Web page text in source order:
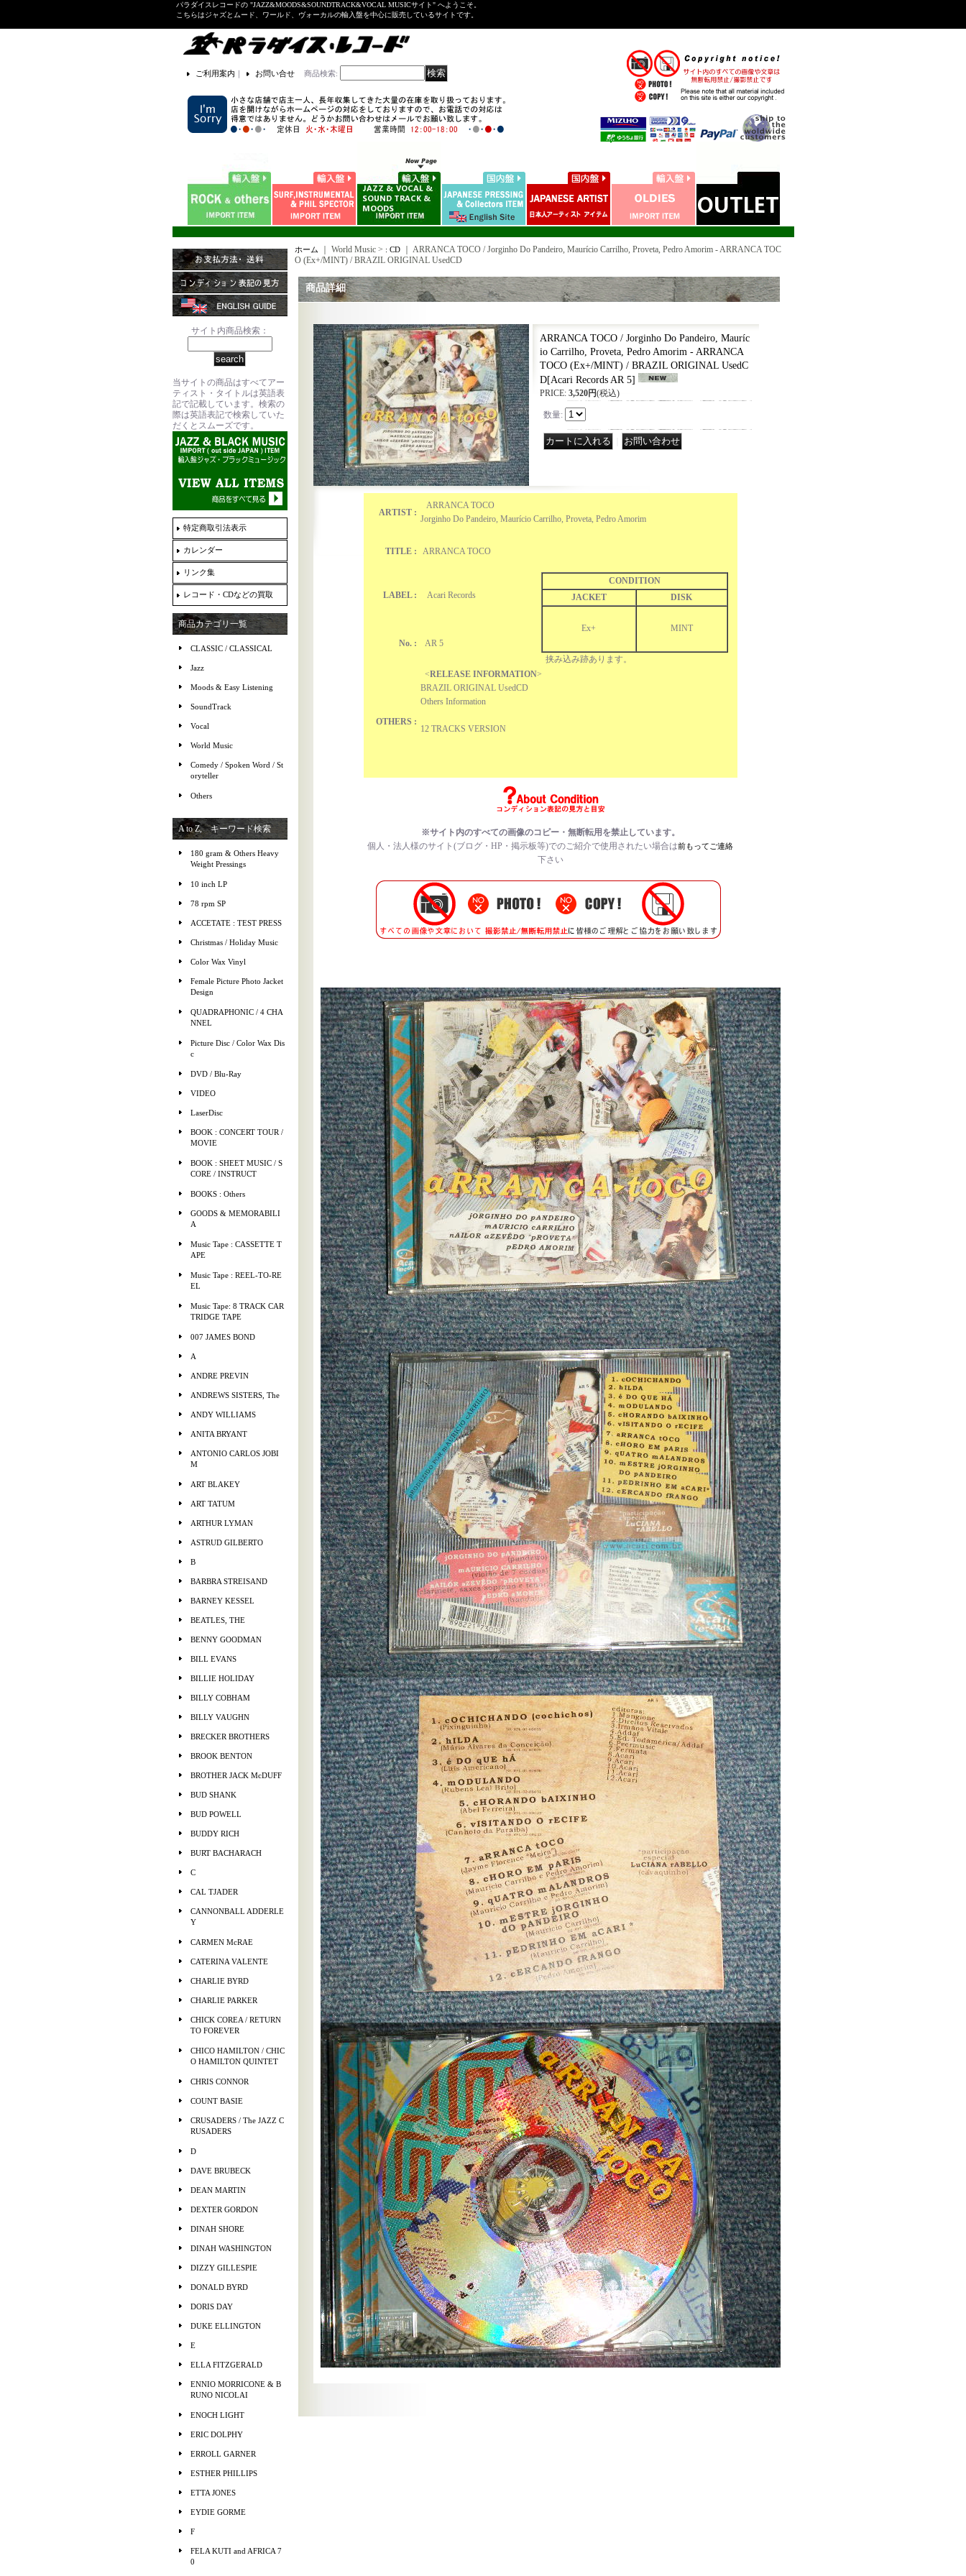
パラダイスレコードの "JAZZ&MOODS&SOUNDTRACK&VOCAL MUSICサイト" へようこそ。
こちらはジャズとムード、ワールド、ヴォーカルの輸入盤を中心に販売しているサイトです。
ご利用案内 ｜ お問い合せ 商品検索:
サイト内商品検索：
当サイトの商品はすべてアー
ティスト・タイトルは英語表
記で記載しています。検索の
際は英語表記で検索していた
だくとスムーズです。
特定商取引法表示
カレンダー
リンク集
レコード・CDなどの買取
商品カテゴリ一覧
CLASSIC / CLASSICAL
Jazz
Moods & Easy Listening
SoundTrack
Vocal
World Music
Comedy / Spoken Word / St
oryteller
Others
A to Z, キーワード検索
180 gram & Others Heavy
Weight Pressings
10 inch LP
78 rpm SP
ACCETATE : TEST PRESS
Christmas / Holiday Music
Color Wax Vinyl
Female Picture Photo Jacket
Design
QUADRAPHONIC / 4 CHA
NNEL
Picture Disc / Color Wax Dis
c
DVD / Blu-Ray
VIDEO
LaserDisc
BOOK : CONCERT TOUR /
MOVIE
BOOK : SHEET MUSIC / S
CORE / INSTRUCT
BOOKS : Others
GOODS & MEMORABILI
A
Music Tape : CASSETTE T
APE
Music Tape : REEL-TO-RE
EL
Music Tape: 8 TRACK CAR
TRIDGE TAPE
007 JAMES BOND
A
ANDRE PREVIN
ANDREWS SISTERS, The
ANDY WILLIAMS
ANITA BRYANT
ANTONIO CARLOS JOBI
M
ART BLAKEY
ART TATUM
ARTHUR LYMAN
ASTRUD GILBERTO
B
BARBRA STREISAND
BARNEY KESSEL
BEATLES, THE
BENNY GOODMAN
BILL EVANS
BILLIE HOLIDAY
BILLY COBHAM
BILLY VAUGHN
BRECKER BROTHERS
BROOK BENTON
BROTHER JACK McDUFF
BUD SHANK
BUD POWELL
BUDDY RICH
BURT BACHARACH
C
CAL TJADER
CANNONBALL ADDERLE
Y
CARMEN McRAE
CATERINA VALENTE
CHARLIE BYRD
CHARLIE PARKER
CHICK COREA / RETURN
TO FOREVER
CHICO HAMILTON / CHIC
O HAMILTON QUINTET
CHRIS CONNOR
COUNT BASIE
CRUSADERS / The JAZZ C
RUSADERS
D
DAVE BRUBECK
DEAN MARTIN
DEXTER GORDON
DINAH SHORE
DINAH WASHINGTON
DIZZY GILLESPIE
DONALD BYRD
DORIS DAY
DUKE ELLINGTON
E
ELLA FITZGERALD
ENNIO MORRICONE & B
RUNO NICOLAI
ENOCH LIGHT
ERIC DOLPHY
ERROLL GARNER
ESTHER PHILLIPS
ETTA JONES
EYDIE GORME
F
FELA KUTI and AFRICA 7
0
ホーム ｜ World Music > : CD
ARRANCA TOCO / Jorginho Do Pandeiro, Maurício Carrilho, Proveta, Pedro Amorim - ARRANCA TOC
O (Ex+/MINT) / BRAZIL ORIGINAL UsedCD
商品詳細
ARRANCA TOCO / Jorginho Do Pandeiro, Mauríc
io Carrilho, Proveta, Pedro Amorim - ARRANCA
TOCO (Ex+/MINT) / BRAZIL ORIGINAL UsedC
D[Acari Records AR 5]
PRICE: 3,520円(税込)
数量:
ARTIST :
ARRANCA TOCO
Jorginho Do Pandeiro, Maurício Carrilho, Proveta, Pedro Amorim
TITLE : ARRANCA TOCO
LABEL : Acari Records
CONDITION
JACKET
DISK
Ex+ MINT
挟み込み跡あります。
No. : AR 5
OTHERS :
<RELEASE INFORMATION>
BRAZIL ORIGINAL UsedCD
Others Information
12 TRACKS VERSION
※サイト内のすべての画像のコピー・無断転用を禁止しています。
個人・法人様のサイト(ブログ・HP・掲示板等)でのご紹介で使用されたい場合は前もってご連絡
下さい